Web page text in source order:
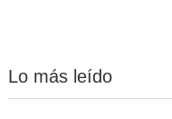
Lo más leído